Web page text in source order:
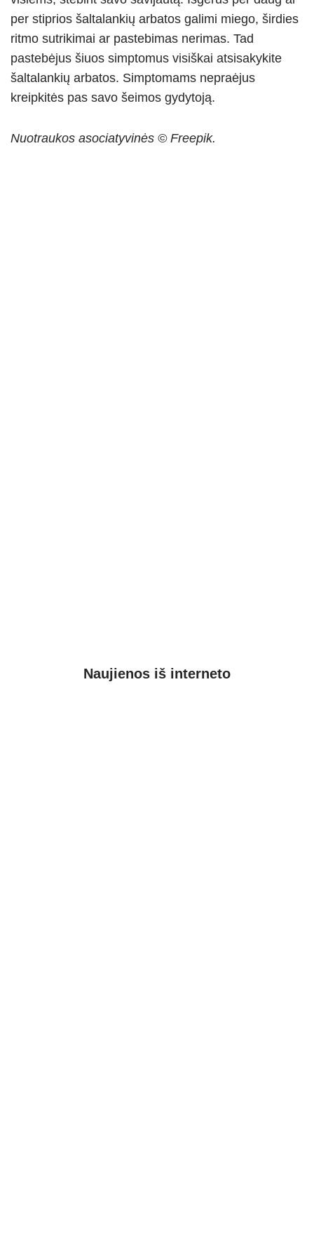
per stiprios šaltalankių arbatos galimi miego, širdies
ritmo sutrikimai ar pastebimas nerimas. Tad
pastebėjus šiuos simptomus visiškai atsisakykite
šaltalankių arbatos. Simptomams nepraėjus
kreipkitės pas savo šeimos gydytoją.
Nuotraukos asociatyvinės © Freepik.
Naujienos iš interneto